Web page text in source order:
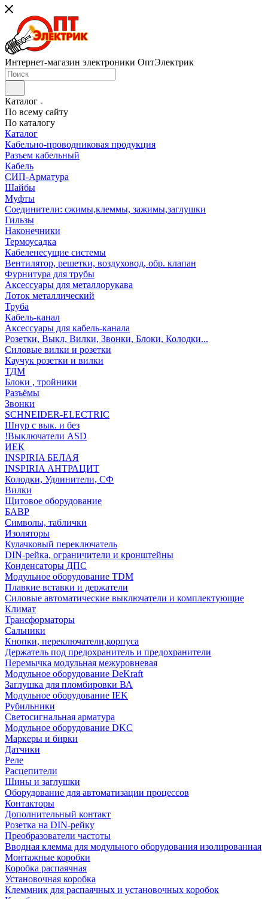
Интернет-магазин электроники ОптЭлектрик
Каталог
По всему сайту
По каталогу
Каталог
Кабельно-проводниковая продукция
Разъем кабельный
Кабель
СИП-Арматура
Шайбы
Муфты
Соединители: сжимы,клеммы, зажимы,заглушки
Гильзы
Наконечники
Термоусадка
Кабеленесущие системы
Вентилятор, решетки, воздуховод, обр. клапан
Фурнитура для трубы
Аксессуары для металлорукава
Лоток металлический
Труба
Кабель-канал
Аксессуары для кабель-канала
Розетки, Выкл, Вилки, Звонки, Блоки, Колодки...
Силовые вилки и розетки
Каучук розетки и вилки
ТДМ
Блоки , тройники
Разъёмы
Звонки
SCHNEIDER-ELECTRIC
Шнур с вык. и без
!Выключатели ASD
ИЕК
INSPIRIA БЕЛАЯ
INSPIRIA АНТРАЦИТ
Колодки, Удлинители, СФ
Вилки
Щитовое оборудование
БАВР
Символы, таблички
Изоляторы
Кулачковый переключатель
DIN-рейка, ограничители и кронштейны
Конденсаторы ДПС
Модульное оборудование TDM
Плавкие вставки и держатели
Силовые автоматические выключатели и комплектующие
Климат
Трансформаторы
Сальники
Кнопки, переключатели,корпуса
Держатель под предохранитель и предохранители
Перемычка модульная межуровневая
Модульное оборудование DeKraft
Заглушка для пломбировки ВА
Модульное оборудование IEK
Рубильники
Светосигнальная арматура
Модульное оборудование DKC
Маркеры и бирки
Датчики
Реле
Расцепители
Шины и заглушки
Оборудование для автоматизации процессов
Контакторы
Дополнительный контакт
Розетка на DIN-рейку
Преобразователи частоты
Вводная клемма для модульного оборудования изолированная
Монтажные коробки
Коробка распаячная
Установочная коробка
Клеммник для распаячных и установочных коробок